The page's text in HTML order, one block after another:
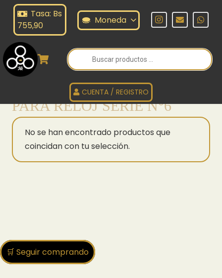
Tasa: Bs
755,90
Moneda
Búsqueda
de
productos
CUENTA / REGISTRO
DE BATERIA PARA
N°6
BLISTER DE BATERIA
PARA RELOJ SERIE N°6
No se han encontrado productos que
coincidan con tu selección.
🛒 Seguir comprando